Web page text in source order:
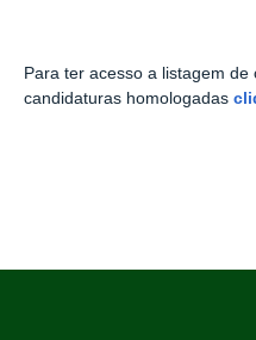
Para ter acesso a listagem
candidaturas homologadas